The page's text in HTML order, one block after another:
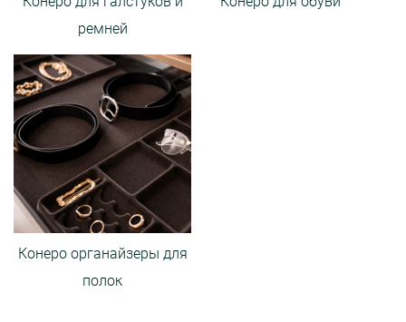
ремней
Конеро органайзеры для
полок